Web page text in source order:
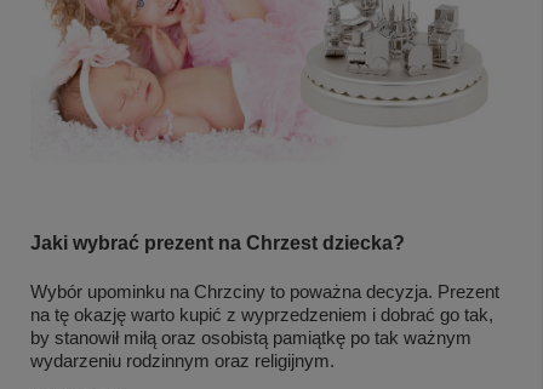
Jaki wybrać prezent na Chrzest dziecka?
Wybór upominku na Chrzciny to poważna decyzja. Prezent
na tę okazję warto kupić z wyprzedzeniem i dobrać go tak,
by stanowił miłą oraz osobistą pamiątkę po tak ważnym
wydarzeniu rodzinnym oraz religijnym.